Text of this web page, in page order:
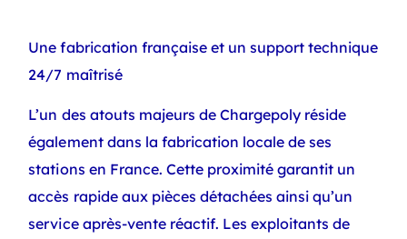
Une fabrication française et un support technique
24/7 maîtrisé
L’un des atouts majeurs de Chargepoly réside
également dans la fabrication locale de ses
stations en France. Cette proximité garantit un
accès rapide aux pièces détachées ainsi qu’un
service après-vente réactif. Les exploitants de